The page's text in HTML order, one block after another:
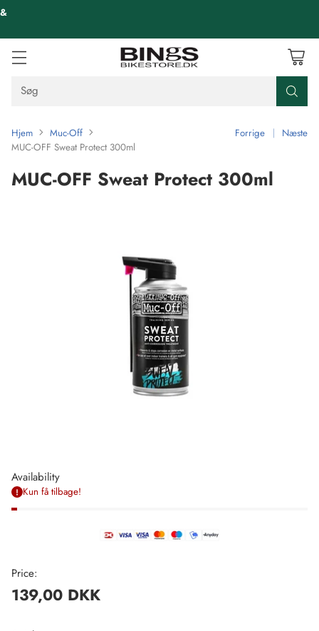
Søg
Hjem
Muc-Off
MUC-OFF Sweat Protect 300ml
Forrige Næste
MUC-OFF Sweat Protect 300ml
Availability
Kun få tilbage!
Price:
Regulær
139,00 DKK